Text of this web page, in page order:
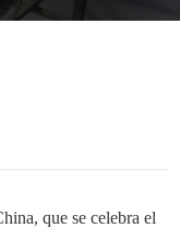
que se celebra el